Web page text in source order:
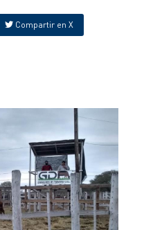
Compartir en X